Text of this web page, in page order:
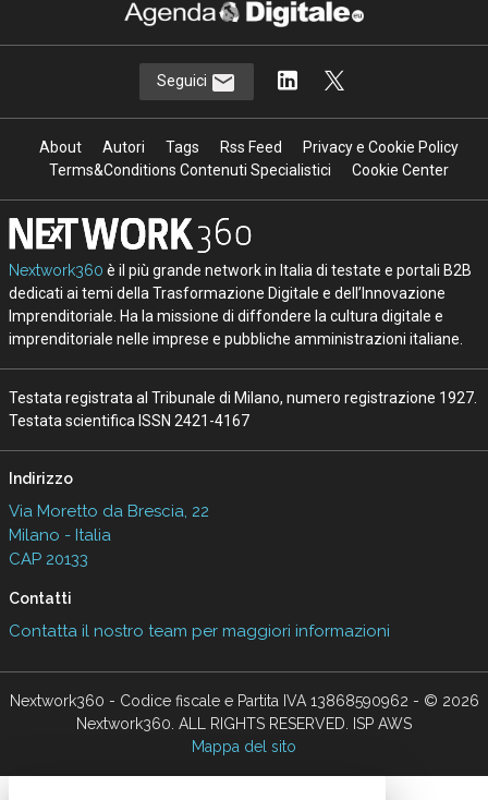
Seguici
About Autori Tags Rss Feed
Privacy e Cookie Policy
Terms&Conditions Contenuti Specialistici
Cookie Center
Nextwork360 è il più grande network in Italia di testate e portali B2B
dedicati ai temi della Trasformazione Digitale e dell’Innovazione
Imprenditoriale. Ha la missione di diffondere la cultura digitale e
imprenditoriale nelle imprese e pubbliche amministrazioni italiane.
Testata registrata al Tribunale di Milano, numero registrazione 1927.
Testata scientifica ISSN 2421-4167
Indirizzo
Via Moretto da Brescia, 22
Milano - Italia
CAP 20133
Contatti
Contatta il nostro team per maggiori informazioni
Nextwork360 - Codice fiscale e Partita IVA 13868590962 - © 2026
Nextwork360. ALL RIGHTS RESERVED. ISP AWS
Mappa del sito